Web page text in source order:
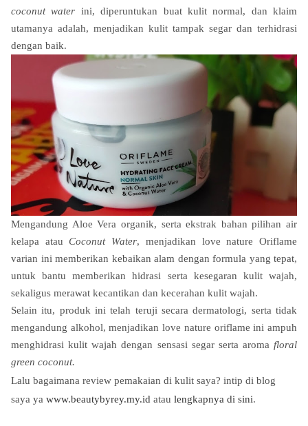
coconut water ini, diperuntukan buat kulit normal, dan klaim
utamanya adalah, menjadikan kulit tampak segar dan terhidrasi
dengan baik.
Mengandung Aloe Vera organik, serta ekstrak bahan pilihan air
kelapa atauCoconut Water, menjadikan love nature Oriflame
varian ini memberikan kebaikan alam dengan formula yang tepat,
untuk bantu memberikan hidrasi serta kesegaran kulit wajah,
sekaligus merawat kecantikan dan kecerahan kulit wajah.
Selain itu, produk ini telah teruji secara dermatologi, serta tidak
mengandung alkohol, menjadikan love nature oriflame ini ampuh
menghidrasi kulit wajah dengan sensasi segar serta aroma floral
green coconut.
Lalu bagaimana review pemakaian di kulit saya? intip di blog
saya ya www.beautybyrey.my.id atau lengkapnya di sini.